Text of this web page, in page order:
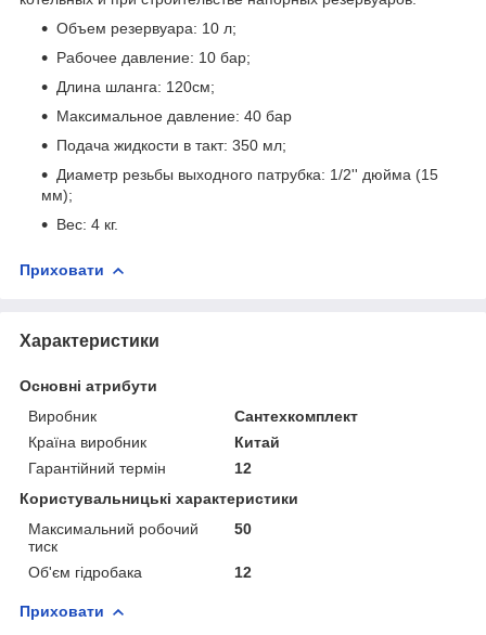
Объем резервуара: 10 л;
Рабочее давление: 10 бар;
Длина шланга: 120см;
Максимальное давление: 40 бар
Подача жидкости в такт: 350 мл;
Диаметр резьбы выходного патрубка: 1/2'' дюйма (15
мм);
Вес: 4 кг.
Приховати
Характеристики
Основні атрибути
Виробник
Сантехкомплект
Країна виробник
Китай
Гарантійний термін
12
Користувальницькі характеристики
Максимальний робочий
тиск
50
Об'єм гідробака 12
Приховати